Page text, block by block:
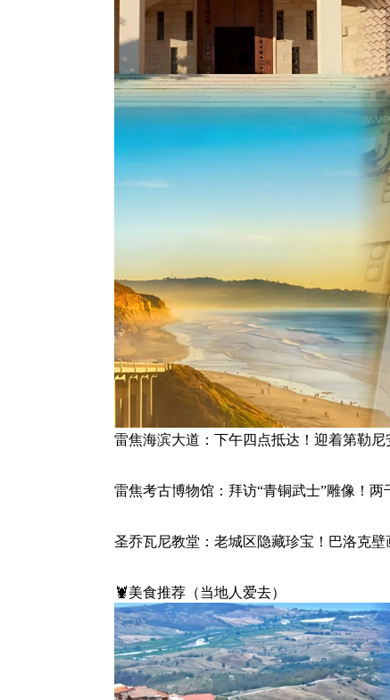
雷焦海滨大道：下午四点抵达！迎着第勒
雷焦考古博物馆：拜访“青铜武士”雕像！
圣乔瓦尼教堂：老城区隐藏珍宝！巴洛克
🦞美食推荐（当地人爱去）